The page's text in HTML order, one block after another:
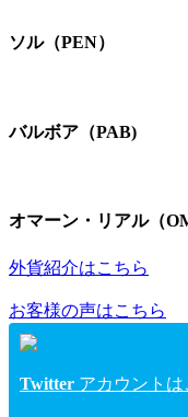
ソル（PEN）
バルボア（PAB)
オマーン・リアル（
外貨紹介はこちら
お客様の声はこちら
Twitter アカウントは